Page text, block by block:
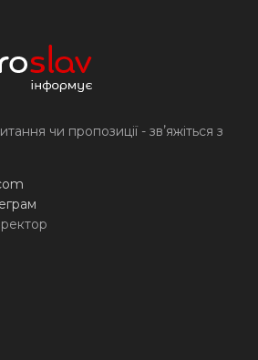
чи пропозиції - звʼяжіться з